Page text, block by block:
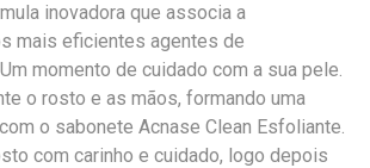
inovadora que associa a
mais eficientes agentes de
momento de cuidado com a sua pele.
o rosto e as mãos, formando uma
o sabonete Acnase Clean Esfoliante.
com carinho e cuidado, logo depois